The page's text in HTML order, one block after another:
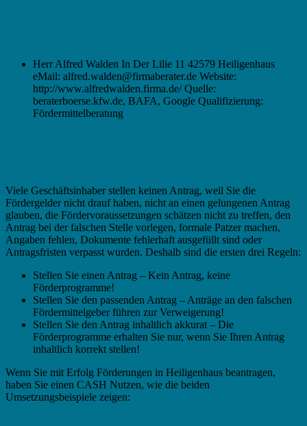
Herr Alfred Walden In Der Lilie 11 42579 Heiligenhaus
eMail: alfred.walden@firmaberater.de Website:
http://www.alfredwalden.firma.de/ Quelle:
beraterboerse.kfw.de, BAFA, Google Qualifizierung:
Fördermittelberatung
Viele Geschäftsinhaber stellen keinen Antrag, weil Sie die
Fördergelder nicht drauf haben, nicht an einen gelungenen Antrag
glauben, die Fördervoraussetzungen schätzen nicht zu treffen, den
Antrag bei der falschen Stelle vorlegen, formale Patzer machen,
Angaben fehlen, Dokumente fehlerhaft ausgefüllt sind oder
Antragsfristen verpasst wurden. Deshalb sind die ersten drei Regeln:
Stellen Sie einen Antrag – Kein Antrag, keine
Förderprogramme!
Stellen Sie den passenden Antrag – Anträge an den falschen
Fördermittelgeber führen zur Verweigerung!
Stellen Sie den Antrag inhaltlich akkurat – Die
Förderprogramme erhalten Sie nur, wenn Sie Ihren Antrag
inhaltlich korrekt stellen!
Wenn Sie mit Erfolg Förderungen in Heiligenhaus beantragen,
haben Sie einen CASH Nutzen, wie die beiden
Umsetzungsbeispiele zeigen: